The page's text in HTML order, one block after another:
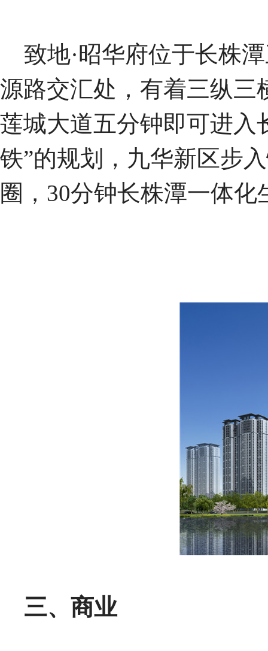
致地·昭华府位于长株
源路交汇处，有着三纵三
莲城大道五分钟即可进入
铁”的规划，九华新区步
圈，30分钟长株潭一体化
三、商业